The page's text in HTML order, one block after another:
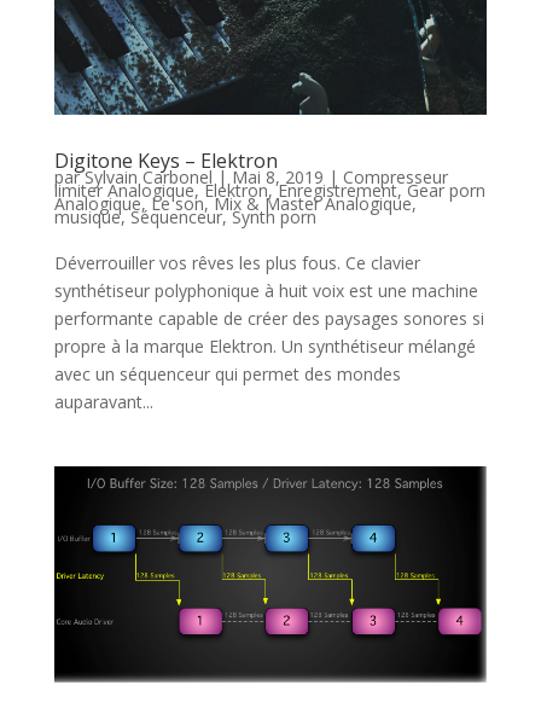
Digitone Keys – Elektron
parSylvain Carbonel | Mai 8, 2019 | Compresseur
limiter Analogique,Elektron,Enregistrement,Gear porn
Analogique,Le son,Mix & Master Analogique,
musique,Séquenceur,Synth porn
Déverrouiller vos rêves les plus fous. Ce clavier
synthétiseur polyphonique à huit voix est une machine
performante capable de créer des paysages sonores si
propre à la marque Elektron. Un synthétiseur mélangé
avec un séquenceur qui permet des mondes
auparavant...